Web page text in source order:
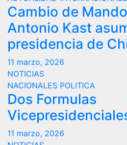
Cambio de
Antonio Kast
presidencia de
11 marzo, 2026
NOTICIAS
NACIONALES POLITICA
Dos Formulas
11 marzo, 2026